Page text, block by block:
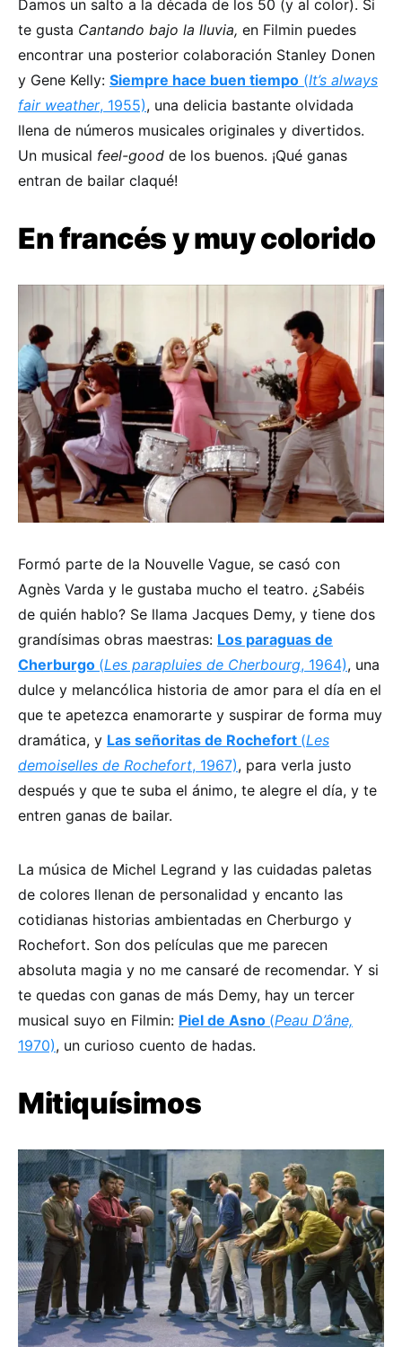
Damos un salto a la década de los 50 (y al color). Si
te gusta Cantando bajo la lluvia, en Filmin puedes
encontrar una posterior colaboración Stanley Donen
y Gene Kelly: Siempre hace buen tiempo (It’s always
fair weather, 1955), una delicia bastante olvidada
llena de números musicales originales y divertidos.
Un musical feel-good de los buenos. ¡Qué ganas
entran de bailar claqué!
En francés y muy colorido
Formó parte de la Nouvelle Vague, se casó con
Agnès Varda y le gustaba mucho el teatro. ¿Sabéis
de quién hablo? Se llama Jacques Demy, y tiene dos
grandísimas obras maestras: Los paraguas de
Cherburgo (Les parapluies de Cherbourg, 1964), una
dulce y melancólica historia de amor para el día en el
que te apetezca enamorarte y suspirar de forma muy
dramática, y Las señoritas de Rochefort (Les
demoiselles de Rochefort, 1967), para verla justo
después y que te suba el ánimo, te alegre el día, y te
entren ganas de bailar.
La música de Michel Legrand y las cuidadas paletas
de colores llenan de personalidad y encanto las
cotidianas historias ambientadas en Cherburgo y
Rochefort. Son dos películas que me parecen
absoluta magia y no me cansaré de recomendar. Y si
te quedas con ganas de más Demy, hay un tercer
musical suyo en Filmin: Piel de Asno (Peau D’âne,
1970), un curioso cuento de hadas.
Mitiquísimos